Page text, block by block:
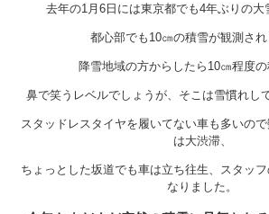
去年の1月6日には東京都でも4年ぶりの大
都心部でも10㎝の積雪が観測され
降雪地域の方からしたら10㎝程度
鼻で笑うレベルでしょうが、そこは雪慣れし
スタッドレスタイヤを履いてない車も多いの
は大渋滞、
ちょっとした坂道でも車は立ち往生、スタッ
なりました。